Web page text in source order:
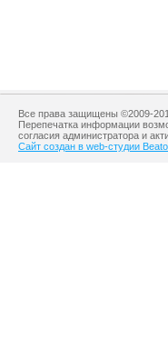
Все права защищены ©2009-
Перепечатка информации
согласия администратора и
Сайт создан в web-студии